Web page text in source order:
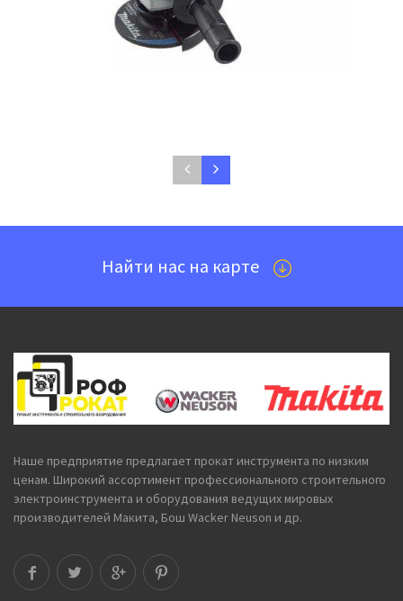
Аренда Угловая шлифовальная машина
Makita 9565 HZ
Найти нас на карте
Наше предприятие предлагает прокат инструмента по низким
ценам. Широкий ассортимент профессионального строительного
электроинструмента и оборудования ведущих мировых
производителей Макита, Бош Wacker Neuson и др.